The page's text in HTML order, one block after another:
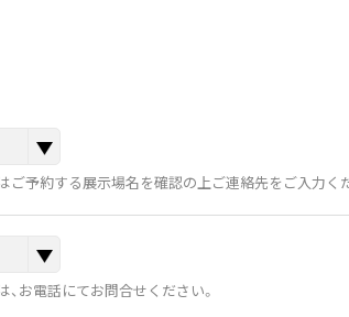
予約する展示場名を確認の上ご連絡先をご入力く
お電話にてお問合せください。